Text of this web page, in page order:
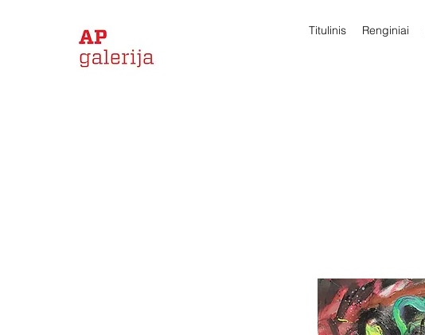
Titulinis Renginiai